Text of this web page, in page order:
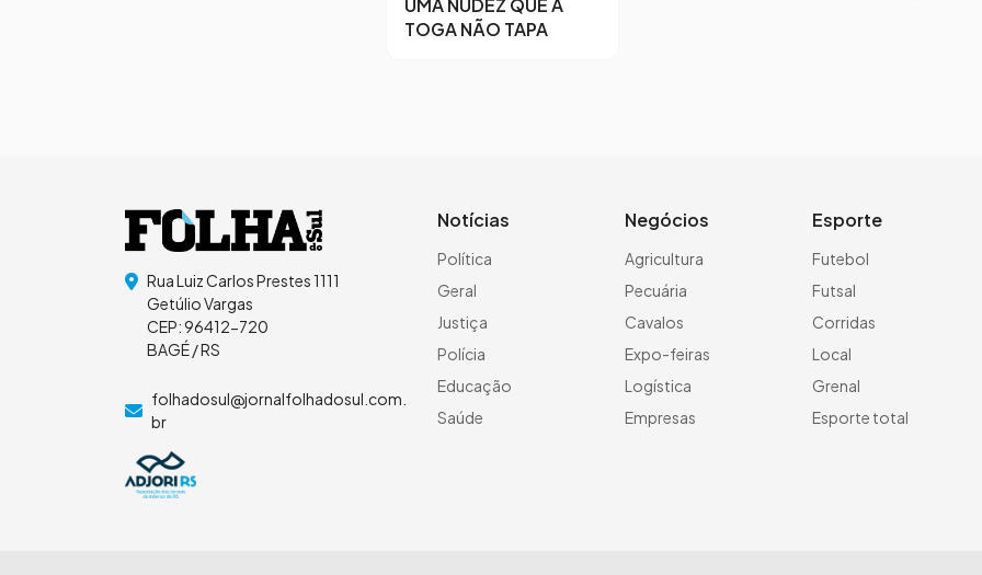
UMA NUDEZ QUE A
TOGA NÃO TAPA
Rua Luiz Carlos Prestes 1111
Getúlio Vargas
CEP: 96412-720
BAGÉ / RS
folhadosul@jornalfolhadosul.com.
br
Notícias
Política
Geral
Justiça
Polícia
Educação
Saúde
Negócios
Agricultura
Pecuária
Cavalos
Expo-feiras
Logística
Empresas
Esporte
Futebol
Futsal
Corridas
Local
Grenal
Esporte total